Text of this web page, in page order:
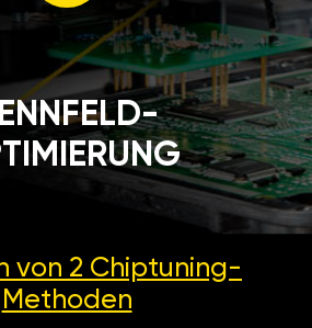
von 2 Chiptuning-
Methoden